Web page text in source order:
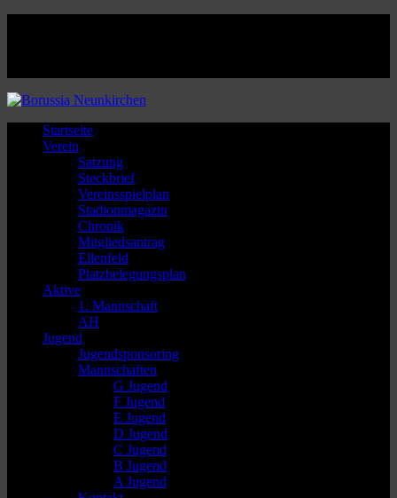
Startseite
Verein
Satzung
Steckbrief
Vereinsspielplan
Stadionmagazin
Chronik
Mitgliedsantrag
Ellenfeld
Platzbelegungsplan
Aktive
1. Mannschaft
AH
Jugend
Jugendsponsoring
Mannschaften
G Jugend
F Jugend
E Jugend
D Jugend
C Jugend
B Jugend
A Jugend